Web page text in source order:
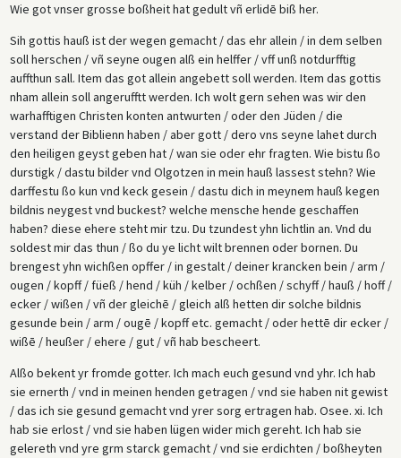
Wie got vnser grosse boßheit hat gedult vñ erlidē biß her.
Sih gottis hauß ist der wegen gemacht / das ehr allein / in dem selben
soll herschen / vñ seyne ougen alß ein helffer / vff unß notdurfftig
auffthun sall. Item das got allein angebett soll werden. Item das gottis
nham allein soll angerufftt werden. Ich wolt gern sehen was wir den
warhafftigen Christen konten antwurten / oder den Jüden / die
verstand der Biblienn haben / aber gott / dero vns seyne lahet durch
den heiligen geyst geben hat / wan sie oder ehr fragten. Wie bistu ßo
durstigk / dastu bilder vnd Olgotzen in mein hauß lassest stehn? Wie
darffestu ßo kun vnd keck gesein / dastu dich in meynem hauß kegen
bildnis neygest vnd buckest? welche mensche hende geschaffen
haben? diese ehere steht mir tzu. Du tzundest yhn lichtlin an. Vnd du
soldest mir das thun / ßo du ye licht wilt brennen oder bornen. Du
brengest yhn wichßen opffer / in gestalt / deiner krancken bein / arm /
ougen / kopff / füeß / hend / küh / kelber / ochßen / schyff / hauß / hoff /
ecker / wißen / vñ der gleichē / gleich alß hetten dir solche bildnis
gesunde bein / arm / ougē / kopff etc. gemacht / oder hettē dir ecker /
wißē / heußer / ehere / gut / vñ hab bescheert.
Alßo bekent yr fromde gotter. Ich mach euch gesund vnd yhr. Ich hab
sie ernerth / vnd in meinen henden getragen / vnd sie haben nit gewist
/ das ich sie gesund gemacht vnd yrer sorg ertragen hab. Osee. xi. Ich
hab sie erlost / vnd sie haben lügen wider mich gereht. Ich hab sie
gelereth vnd yre grm starck gemacht / vnd sie erdichten / boßheyten